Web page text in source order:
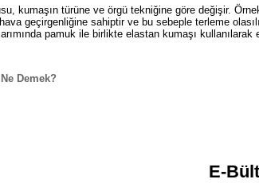
kumaşın türüne ve örgü tekniğine göre değişir.
geçirgenliğine sahiptir ve bu sebeple terleme
pamuk ile birlikte elastan kumaşı
Demek?
E-